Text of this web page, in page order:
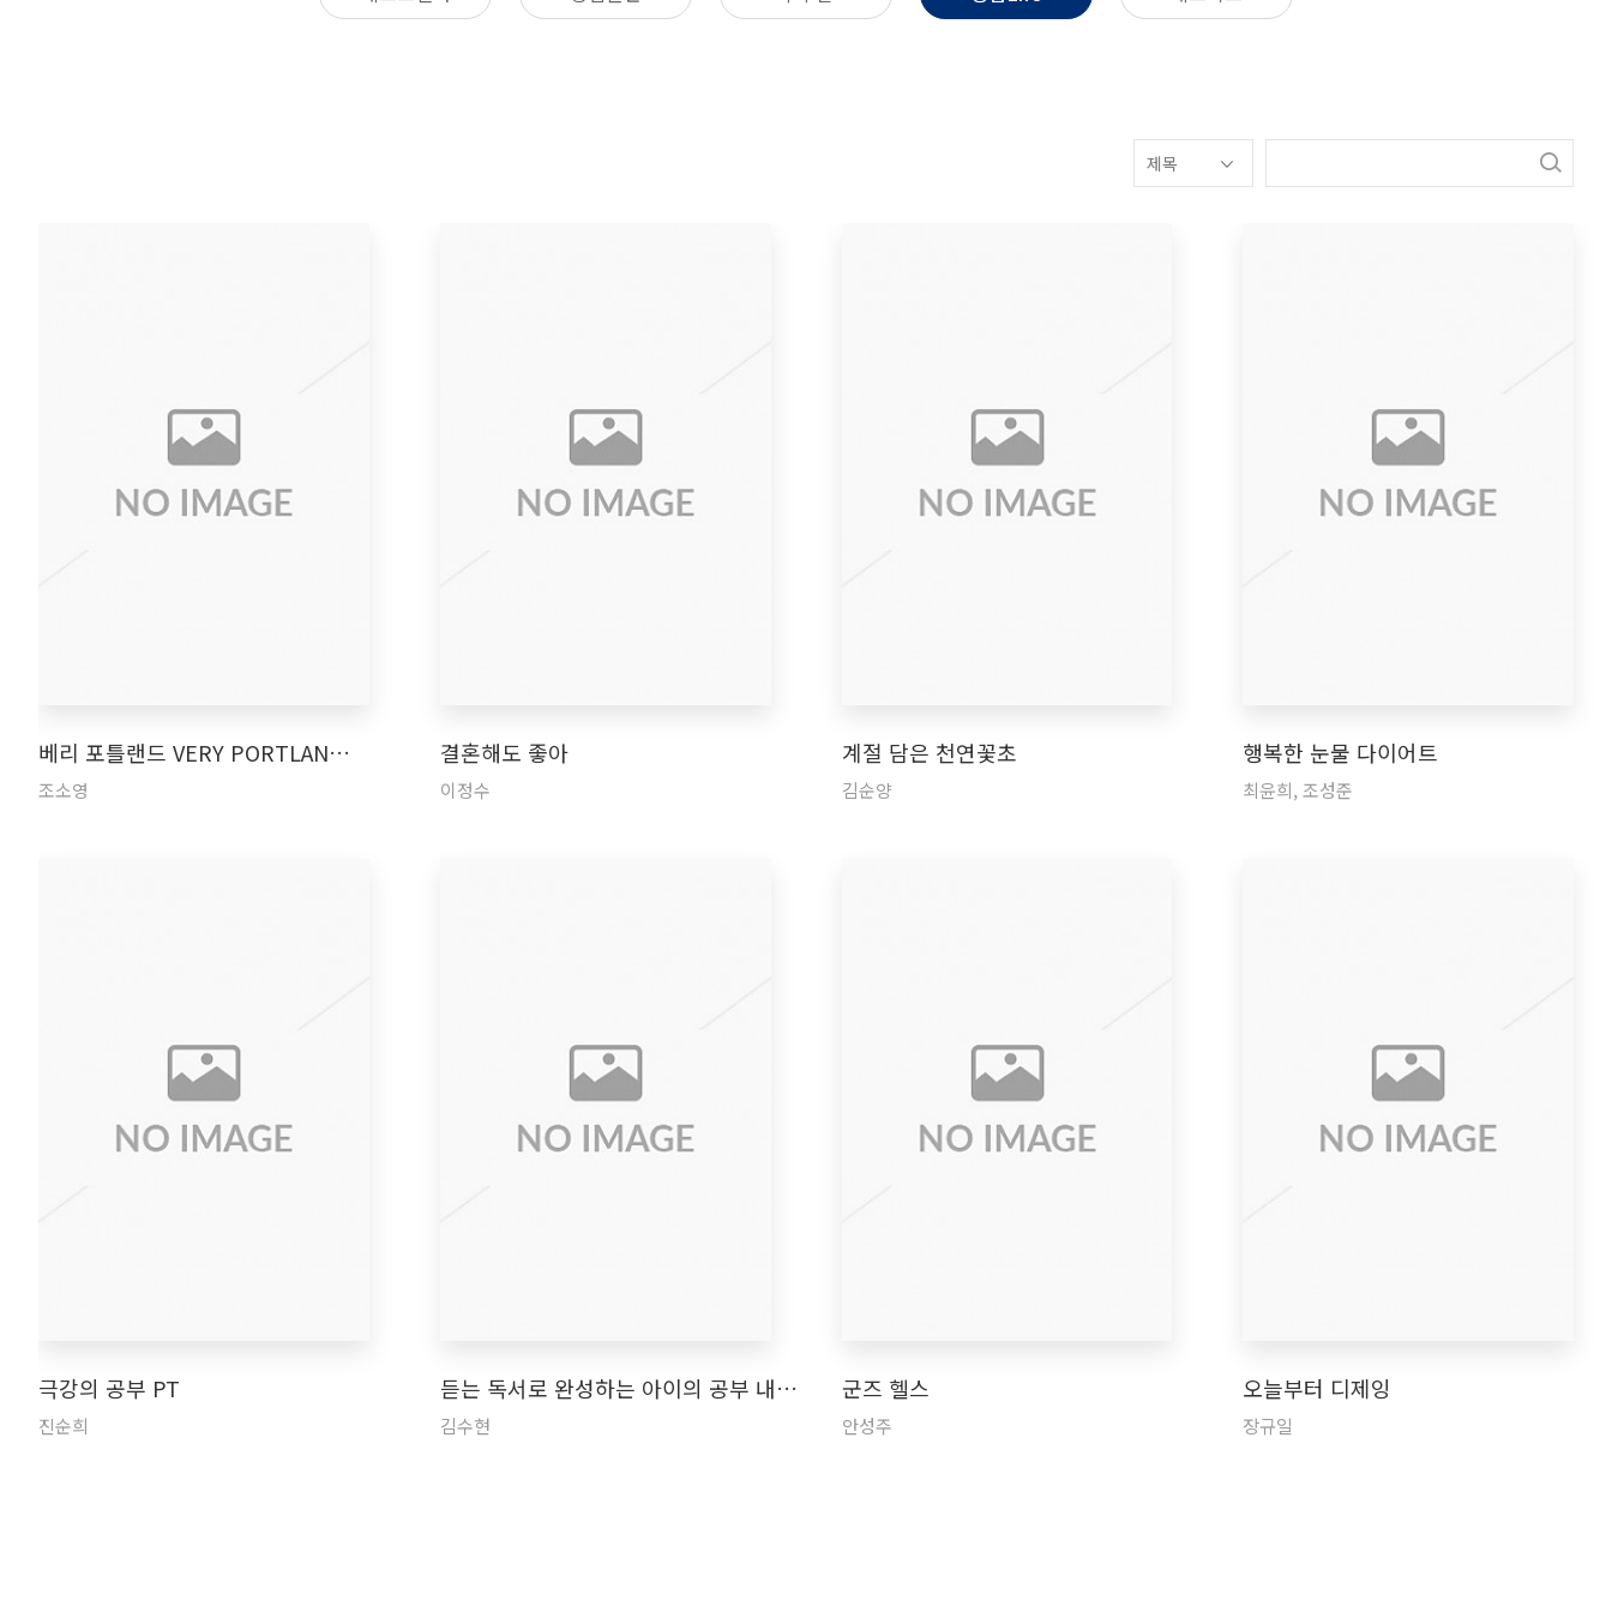
베리 포틀랜드 VERY PORTLAN…
조소영
결혼해도 좋아
이정수
계절 담은 천연꽃초
김순양
행복한 눈물 다이어트
최윤희, 조성준
극강의 공부 PT
진순희
듣는 독서로 완성하는 아이의 공부 내…
김수현
군즈 헬스
안성주
오늘부터 디제잉
장규일